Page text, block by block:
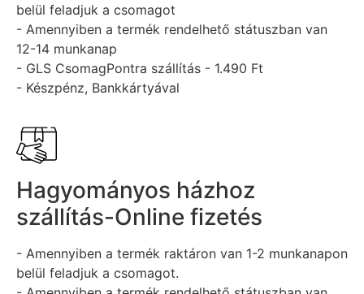
belül feladjuk a csomagot
- Amennyiben a termék rendelhető státuszban van
12-14 munkanap
- GLS CsomagPontra szállítás - 1.490 Ft
- Készpénz, Bankkártyával
Hagyományos házhoz
szállítás-Online fizetés
- Amennyiben a termék raktáron van 1-2 munkanapon
belül feladjuk a csomagot.